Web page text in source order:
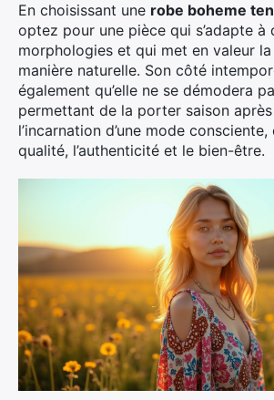
En choisissant une robe boheme
optez pour une pièce qui s’adapte à
morphologies et qui met en valeur
manière naturelle. Son côté
également qu’elle ne se démodera
permettant de la porter saison
l’incarnation d’une mode
qualité, l’authenticité et le bien-être.